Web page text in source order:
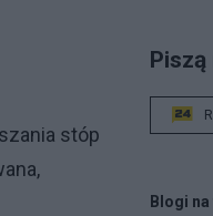
stóp
Blogi